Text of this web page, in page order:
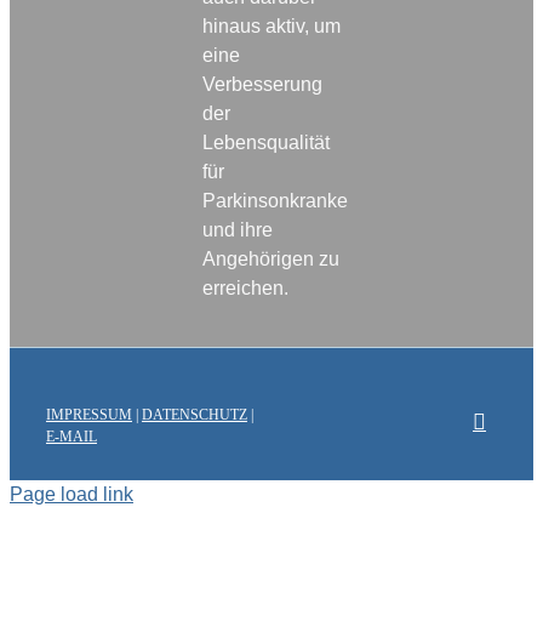
hinaus aktiv, um
eine
Verbesserung
der
Lebensqualität
für
Parkinsonkranke
und ihre
Angehörigen zu
erreichen.
IMPRESSUM DATENSCHUTZ|
E-MAIL
Page load link